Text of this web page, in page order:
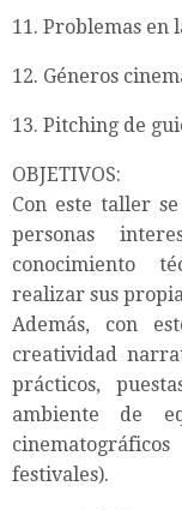
11. Problemas en
12. Géneros
13. Pitching de
OBJETIVOS:
Con este taller
personas
conocimiento
realizar sus
Además, con
creatividad
prácticos,
ambiente de
festivales).